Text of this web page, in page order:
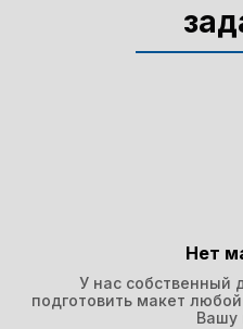
Нет
У нас
подготовить макет
Вашу